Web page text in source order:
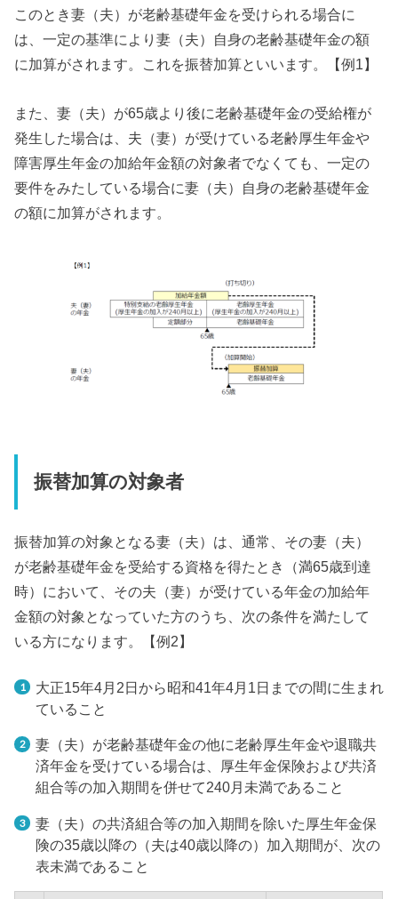
このとき妻（夫）が老齢基礎年金を受けられる場合に
は、一定の基準により妻（夫）自身の老齢基礎年金の額
に加算がされます。これを振替加算といいます。【例1】
また、妻（夫）が65歳より後に老齢基礎年金の受給権が
発生した場合は、夫（妻）が受けている老齢厚生年金や
障害厚生年金の加給年金額の対象者でなくても、一定の
要件をみたしている場合に妻（夫）自身の老齢基礎年金
の額に加算がされます。
振替加算の対象者
振替加算の対象となる妻（夫）は、通常、その妻（夫）
が老齢基礎年金を受給する資格を得たとき（満65歳到達
時）において、その夫（妻）が受けている年金の加給年
金額の対象となっていた方のうち、次の条件を満たして
いる方になります。【例2】
大正15年4月2日から昭和41年4月1日までの間に生まれ
ていること
妻（夫）が老齢基礎年金の他に老齢厚生年金や退職共
済年金を受けている場合は、厚生年金保険および共済
組合等の加入期間を併せて240月未満であること
妻（夫）の共済組合等の加入期間を除いた厚生年金保
険の35歳以降の（夫は40歳以降の）加入期間が、次の
表未満であること